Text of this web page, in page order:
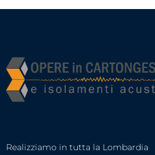
Realizziamo in tutta la Lombardia